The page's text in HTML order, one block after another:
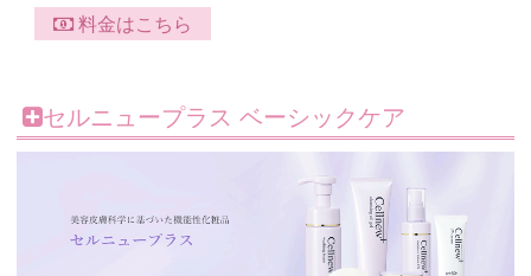
料金はこちら
セルニュープラス ベーシックケア